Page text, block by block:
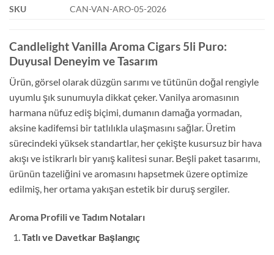
SKU CAN-VAN-ARO-05-2026
Candlelight Vanilla Aroma Cigars 5li Puro:
Duyusal Deneyim ve Tasarım
Ürün, görsel olarak düzgün sarımı ve tütünün doğal rengiyle
uyumlu şık sunumuyla dikkat çeker. Vanilya aromasının
harmana nüfuz ediş biçimi, dumanın damağa yormadan,
aksine kadifemsi bir tatlılıkla ulaşmasını sağlar. Üretim
sürecindeki yüksek standartlar, her çekişte kusursuz bir hava
akışı ve istikrarlı bir yanış kalitesi sunar. Beşli paket tasarımı,
ürünün tazeliğini ve aromasını hapsetmek üzere optimize
edilmiş, her ortama yakışan estetik bir duruş sergiler.
Aroma Profili ve Tadım Notaları
Tatlı ve Davetkar Başlangıç